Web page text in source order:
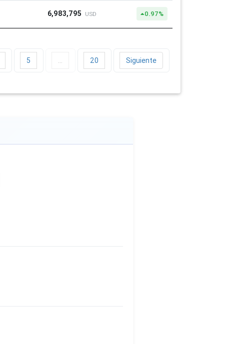
6,983,795 USD 0.97%
5 … 20 Siguiente